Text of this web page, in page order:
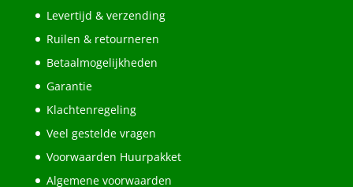
Levertijd & verzending
Ruilen & retourneren
Betaalmogelijkheden
Garantie
Klachtenregeling
Veel gestelde vragen
Voorwaarden Huurpakket
Algemene voorwaarden